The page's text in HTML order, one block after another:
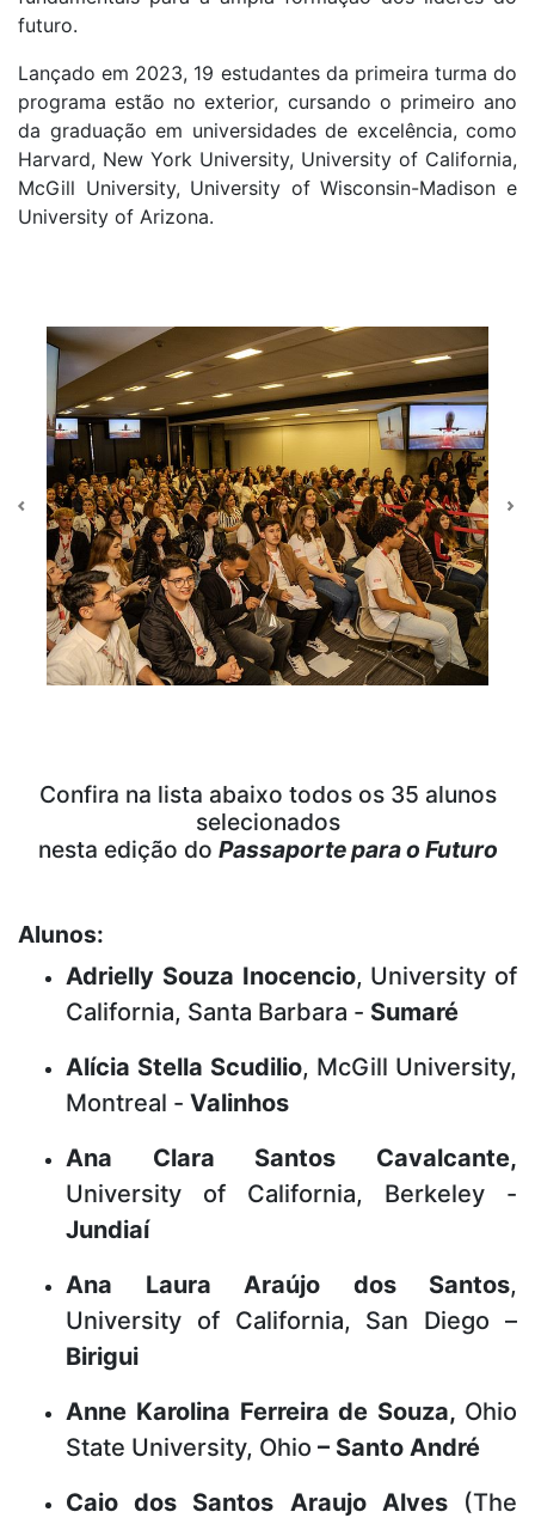
futuro.
Lançado em 2023, 19 estudantes da primeira turma do
programa estão no exterior, cursando o primeiro ano
da graduação em universidades de excelência, como
Harvard, New York University, University of California,
McGill University, University of Wisconsin-Madison e
University of Arizona.
Previous
Confira na lista abaixo todos os 35 alunos
selecionados
nesta edição do Passaporte para o Futuro
Alunos:
Adrielly Souza Inocencio, University of
California, Santa Barbara - Sumaré
Alícia Stella Scudilio, McGill University,
Montreal - Valinhos
Ana Clara Santos Cavalcante,
University of California, Berkeley -
Jundiaí
Ana Laura Araújo dos Santos,
University of California, San Diego –
Birigui
Anne Karolina Ferreira de Souza, Ohio
State University, Ohio – Santo André
Caio dos Santos Araujo Alves(The